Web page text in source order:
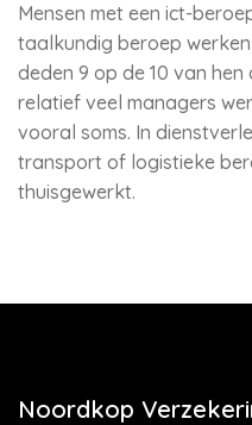
Mensen met een ict-
taalkundig beroep
deden 9 op de 10 van
relatief veel managers
vooral soms. In
transport of logistieke
thuisgewerkt.
Noordkop